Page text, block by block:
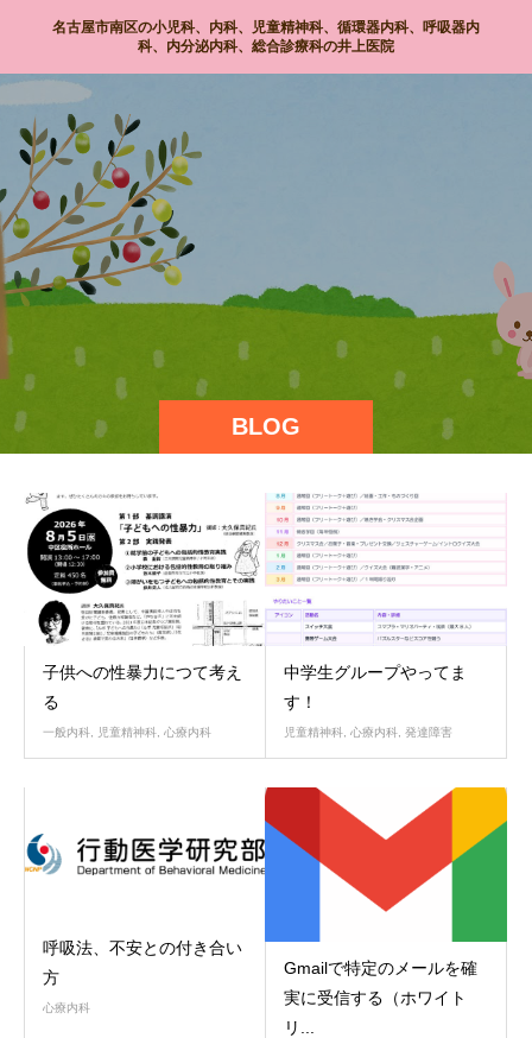
名古屋市南区の小児科、内科、児童精神科、循環器内科、呼吸器内
科、内分泌内科、総合診療科の井上医院
BLOG
子供への性暴力につて考え
る
一般内科, 児童精神科, 心療内科
中学生グループやってま
す！
児童精神科, 心療内科, 発達障害
呼吸法、不安との付き合い
方
心療内科
Gmailで特定のメールを確
実に受信する（ホワイト
リ...